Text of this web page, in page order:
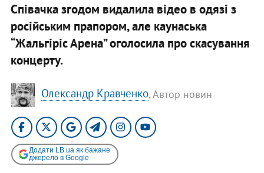
Співачка згодом видалила відео в одязі з
російським прапором, але каунаська
“Жальгіріс Арена” оголосила про скасування
концерту.
Олександр Кравченко, Автор новин
Додати LB.ua як бажане
джерело в Google